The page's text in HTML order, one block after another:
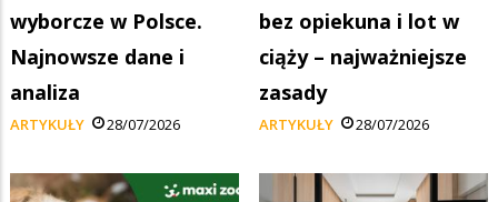
wyborcze w Polsce.
Najnowsze dane i
analiza
ARTYKUŁY 28/07/2026
bez opiekuna i lot w
ciąży – najważniejsze
zasady
ARTYKUŁY 28/07/2026